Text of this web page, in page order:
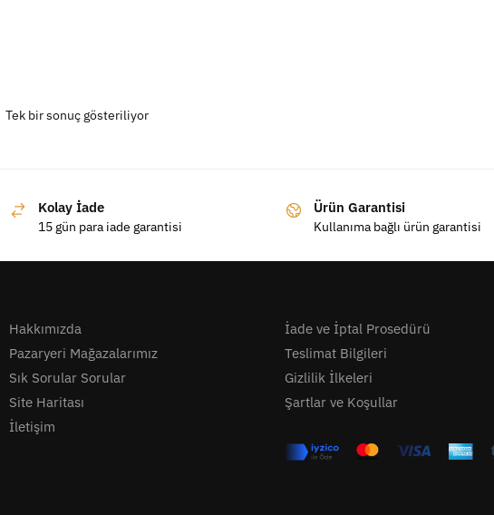
Tek bir sonuç gösteriliyor
Kolay İade
15 gün para iade garantisi
Ürün Garantisi
Kullanıma bağlı ürün garantisi
Hakkımızda
Pazaryeri Mağazalarımız
Sık Sorular Sorular
Site Haritası
İletişim
İade ve İptal Prosedürü
Teslimat Bilgileri
Gizlilik İlkeleri
Şartlar ve Koşullar